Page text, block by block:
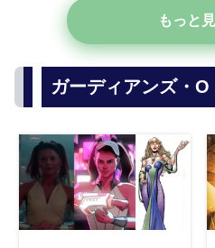
もっと
ガーディアンズ・O